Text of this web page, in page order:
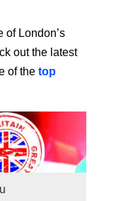
of London’s
out the latest
of the top